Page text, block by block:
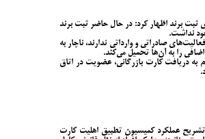
ثبت برند اظهار کرد: در حال حاضر ثبت برند
نداشت.
صادراتی و وارداتی ندارند، ناچار به
را به آن‌ها تحمیل می‌کند.
به دریافت کارت بازرگانی، عضویت در اتاق
تشریح عملکرد کمیسیون تطبیق اهلیت کارت